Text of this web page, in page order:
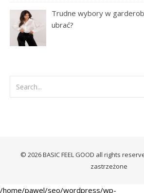
Trudne wybory w
ubrać?
© 2026 BASIC FEEL GOOD all rights
zastrzeżone
/home/pawel/seo/wordpress/wp-